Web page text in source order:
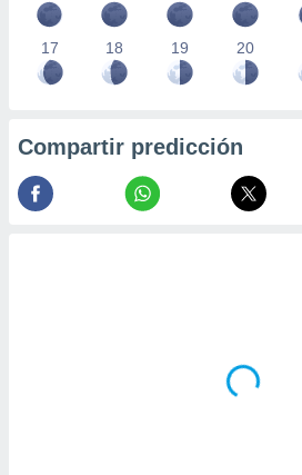
17 18 19 20
Compartir predicción